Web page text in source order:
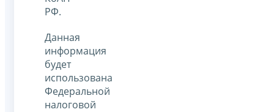
РФ.
Данная
информация
будет
использована
Федеральной
налоговой